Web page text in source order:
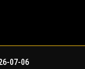
07-06